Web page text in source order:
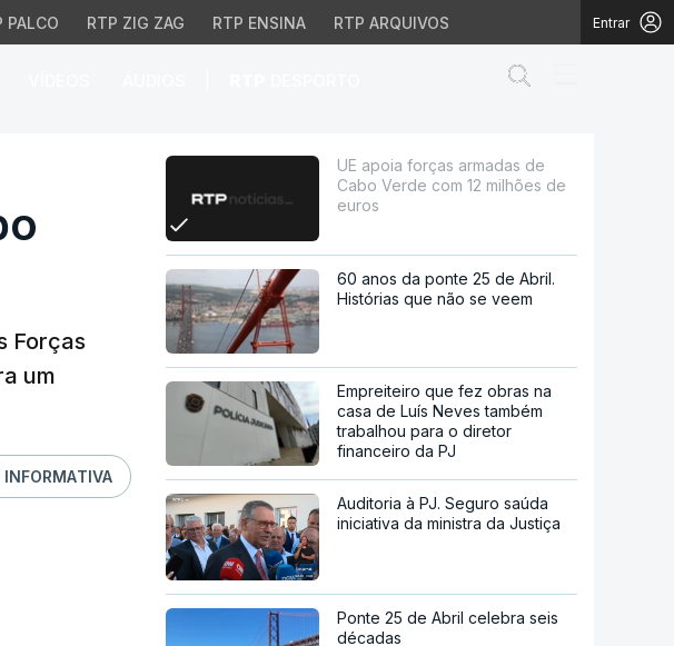
PALCO RTP ZIG ZAG RTP ENSINA RTP ARQUIVOS Entrar
com 12 milhões de euros
Forças
um
UE apoia forças armadas de
Cabo Verde com 12 milhões de
euros
60 anos da ponte 25 de Abril.
Histórias que não se veem
Empreiteiro que fez obras na
casa de Luís Neves também
trabalhou para o diretor
financeiro da PJ
Auditoria à PJ. Seguro saúda
iniciativa da ministra da Justiça
Ponte 25 de Abril celebra seis
décadas